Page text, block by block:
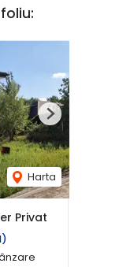
Harta
Next
Privat